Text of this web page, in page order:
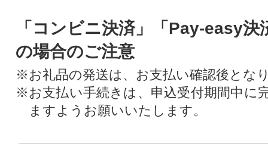
「コンビニ決済」「Pay-easy決
の場合のご注意
※お礼品の発送は、お支払い確認後とな
※お支払い手続きは、申込受付期間中に
ますようお願いいたします。